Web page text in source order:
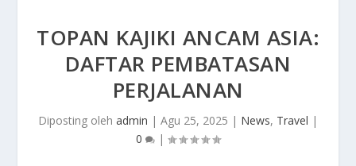
TOPAN KAJIKI ANCAM ASIA:
DAFTAR PEMBATASAN
PERJALANAN
Diposting oleh admin | Agu 25, 2025 | News, Travel |
0
|